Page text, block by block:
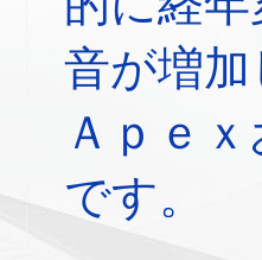
音が増
Ａｐｅ
です。